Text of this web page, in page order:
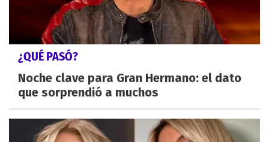
¿QUÉ PASÓ?
Noche clave para Gran Hermano: el dato
que sorprendió a muchos